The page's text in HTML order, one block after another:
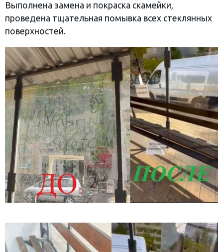
Выполнена замена и покраска скамейки,
проведена тщательная помывка всех стеклянных
поверхностей.